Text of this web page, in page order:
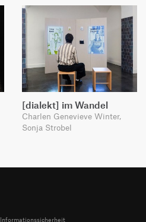
[dialekt] im Wandel
Charlen Genevieve Winter,
Sonja Strobel
Informationssicherheit